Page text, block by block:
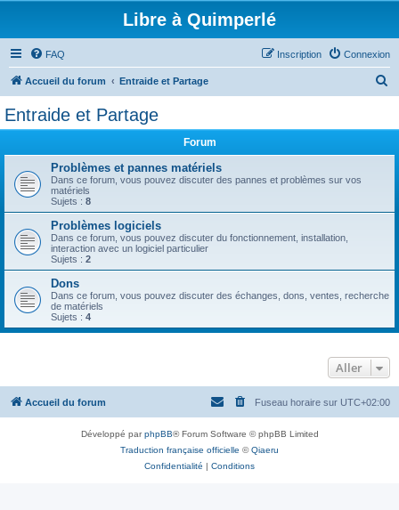
Libre à Quimperlé
FAQ Connexion
Inscription
Accueil du forum Entraide et Partage
r
Entraide et Partage
Forum
Problèmes et pannes matériels
Dans ce forum, vous pouvez discuter des pannes et problèmes sur vos
matériels
Sujets : 8
Problèmes logiciels
Dans ce forum, vous pouvez discuter du fonctionnement, installation,
interaction avec un logiciel particulier
Sujets : 2
Dons
Dans ce forum, vous pouvez discuter des échanges, dons, ventes, recherche
de matériels
Sujets : 4
Aller
Accueil du forum Fuseau horaire sur UTC+02:00
Développé parphpBB® Forum Software © phpBB Limited
Traduction française officielle ©Qiaeru
Confidentialité | Conditions